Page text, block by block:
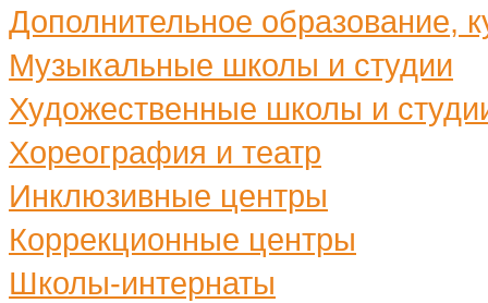
Дополнительное образование,
Музыкальные школы и студии
Художественные школы и
Хореография и театр
Инклюзивные центры
Коррекционные центры
Школы-интернаты